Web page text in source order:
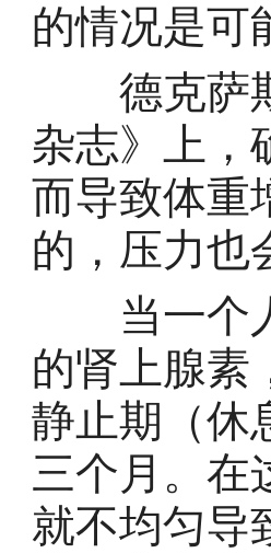
的情况是可
德克萨斯
杂志》上，
而导致体重
的，压力也
当一个人
的肾上腺素
静止期（休
三个月。在
就不均匀导